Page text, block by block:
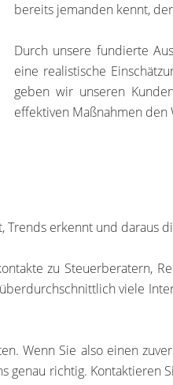
bereits jemanden kennt,
Durch unsere fundierte
eine realistische
geben wir unseren
effektiven Maßnahmen
erkennt und daraus
zu Steuerberatern,
viele
Wenn Sie also einen
genau richtig.